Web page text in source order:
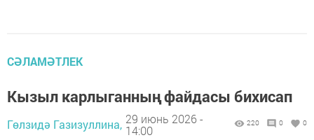
СӘЛАМӘТЛЕК
Кызыл карлыганның файдасы бихисап
Гөлзидә Газизуллина, 29 июнь 2026 -
14:00
220 0 0